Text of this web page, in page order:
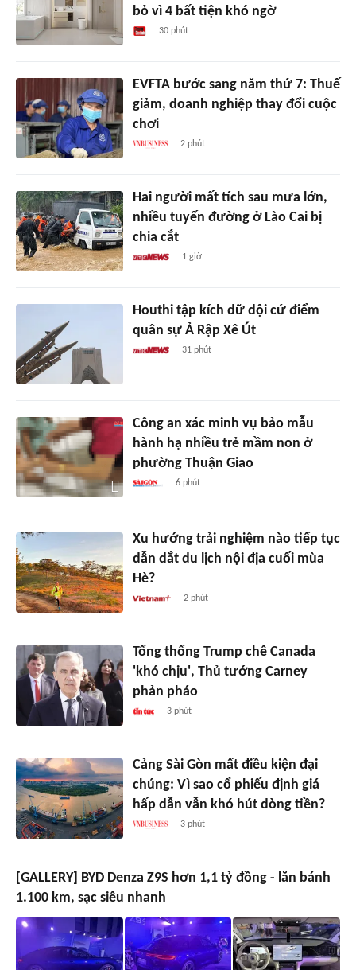
bỏ vì 4 bất tiện khó ngờ
30 phút
EVFTA bước sang năm thứ 7: Thuế
giảm, doanh nghiệp thay đổi cuộc
chơi
2 phút
Hai người mất tích sau mưa lớn,
nhiều tuyến đường ở Lào Cai bị
chia cắt
1 giờ
Houthi tập kích dữ dội cứ điểm
quân sự Ả Rập Xê Út
31 phút
Công an xác minh vụ bảo mẫu
hành hạ nhiều trẻ mầm non ở
phường Thuận Giao
6 phút
Xu hướng trải nghiệm nào tiếp tục
dẫn dắt du lịch nội địa cuối mùa
Hè?
2 phút
Tổng thống Trump chê Canada
'khó chịu', Thủ tướng Carney
phản pháo
3 phút
Cảng Sài Gòn mất điều kiện đại
chúng: Vì sao cổ phiếu định giá
hấp dẫn vẫn khó hút dòng tiền?
3 phút
[GALLERY] BYD Denza Z9S hơn 1,1 tỷ đồng - lăn bánh
1.100 km, sạc siêu nhanh